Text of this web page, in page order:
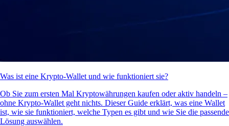
Was ist eine Krypto-Wallet und wie funktioniert sie?
Ob Sie zum ersten Mal Kryptowährungen kaufen oder aktiv handeln –
ohne Krypto-Wallet geht nichts. Dieser Guide erklärt, was eine Wallet
ist, wie sie funktioniert, welche Typen es gibt und wie Sie die passende
Lösung auswählen.